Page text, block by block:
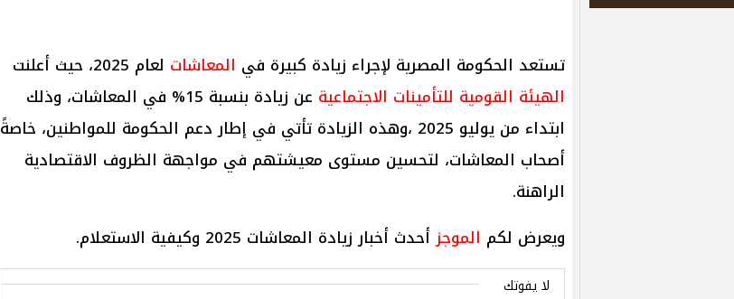
تستعد الحكومة المصرية لإجراء زيادة كبيرة في المعاشات لعام 2025، حيث أعلنت
الهيئة القومية للتأمينات الاجتماعية
عن زيادة بنسبة 15% في المعاشات، وذلك
ابتداء من يوليو 2025 ،وهذه الزيادة تأتي في إطار دعم الحكومة للمواطنين، خاصةً
أصحاب المعاشات، لتحسين مستوى معيشتهم في مواجهة الظروف الاقتصادية
الراهنة.
ويعرض لكم الموجزأحدث أخبار زيادة المعاشات 2025 وكيفية الاستعلام.
لا يفوتك